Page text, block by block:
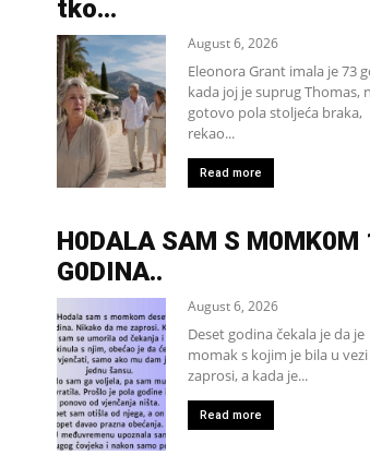
tko...
August 6, 2026
Eleonora Grant imala je 73
kada joj je suprug Thomas,
gotovo pola stoljeća braka,
rekao...
Read more
H0DALA SAM S M0MK0M
G0DINA..
August 6, 2026
Deset godina čekala je da je
momak s kojim je bila u vezi
zaprosi, a kada je...
Read more